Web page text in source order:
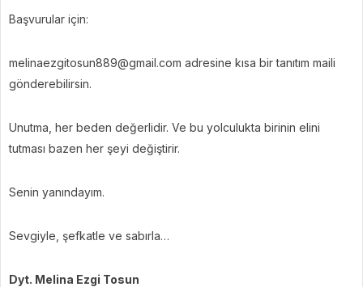
Başvurular için:
melinaezgitosun889@gmail.com adresine kısa bir tanıtım maili
gönderebilirsin.
Unutma, her beden değerlidir. Ve bu yolculukta birinin elini
tutması bazen her şeyi değiştirir.
Senin yanındayım.
Sevgiyle, şefkatle ve sabırla…
Dyt. Melina Ezgi Tosun